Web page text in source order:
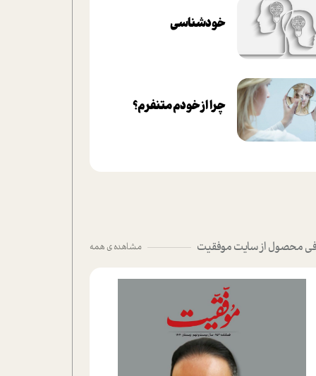
خودشناسی
چرا از خودم متنفرم؟
محصول از سایت موفقیت مشاهده ی همه